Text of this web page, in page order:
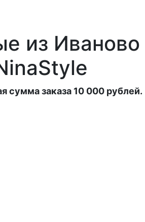
из Иваново
сумма заказа 10 000 рублей.